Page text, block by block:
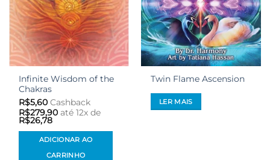
Infinite Wisdom of the
Chakras
R$5,60 Cashback
R$279,90 até 12x de
R$26,78
ADICIONAR AO
CARRINHO
Twin Flame Ascension
LER MAIS